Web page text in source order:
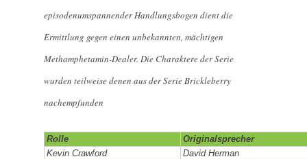
episodenumspannender Handlungsbogen dient die
Ermittlung gegen einen unbekannten, mächtigen
Methamphetamin-Dealer. Die Charaktere der Serie
wurden teilweise denen aus der Serie Brickleberry
nachempfunden
Rolle
Originalsprecher
Kevin Crawford
David Herman